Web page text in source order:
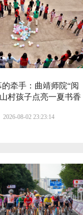
牵手：曲靖师院“阅
村孩子点亮一夏书香
2026-08-02 23:23:14